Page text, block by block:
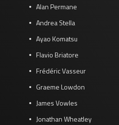
Alan Permane
Andrea Stella
Ayao Komatsu
Flavio Briatore
Frédéric Vasseur
Graeme Lowdon
James Vowles
Jonathan Wheatley